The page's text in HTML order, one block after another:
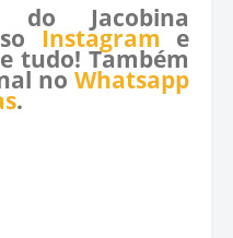
do Jacobina
Instagram e
tudo! Também
no Whatsapp
.